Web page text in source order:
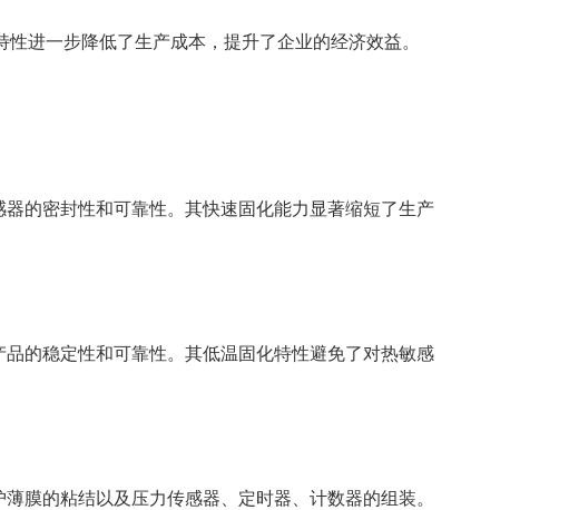
进一步降低了生产成本，提升了企业的经济效益。
的密封性和可靠性。其快速固化能力显著缩短了生产
的稳定性和可靠性。其低温固化特性避免了对热敏感
膜的粘结以及压力传感器、定时器、计数器的组装。